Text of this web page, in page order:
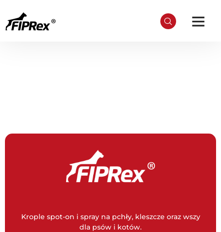
Krople spot-on i spray na pchły, kleszcze oraz wszy
dla psów i kotów.